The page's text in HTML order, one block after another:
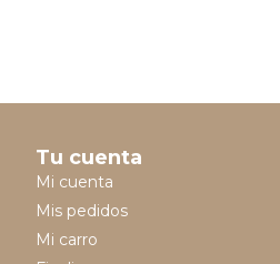
Tu cuenta
Mi cuenta
Mis pedidos
Mi carro